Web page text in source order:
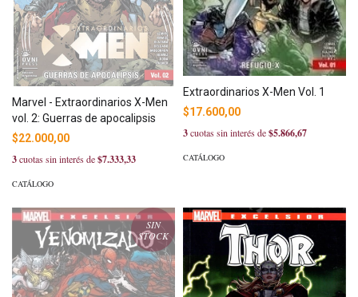
Marvel - Extraordinarios X-Men
vol. 2: Guerras de apocalipsis
$22.000,00
3cuotas sin interés de$7.333,33
CATÁLOGO
Extraordinarios X-Men Vol. 1
$17.600,00
3cuotas sin interés de$5.866,67
CATÁLOGO
SIN
STOCK